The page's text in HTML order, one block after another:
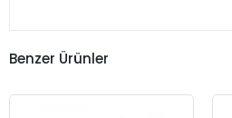
Benzer Ürünler